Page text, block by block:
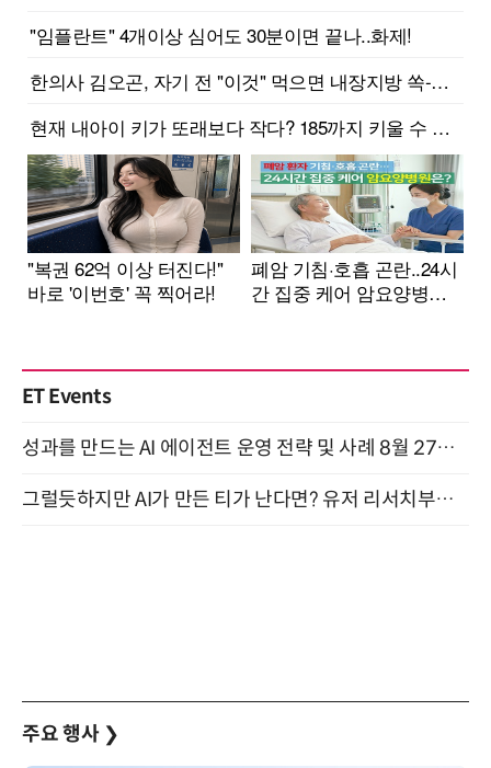
ET Events
성과를 만드는 AI 에이전트 운영 전략 및 사례 8월 27일 개최
그럴듯하지만 AI가 만든 티가 난다면? 유저 리서치부터 배포까지! (9/15)
주요 행사 ❯